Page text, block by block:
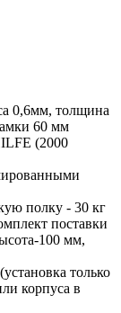
0,6мм, толщина
60 мм
(2000
полку - 30 кг
поставки
100 мм,
только
корпуса в